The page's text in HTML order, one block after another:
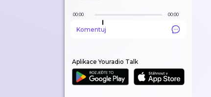
00:00 00:00
Komentuj
Aplikace Youradio Talk